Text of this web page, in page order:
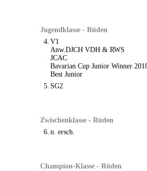
Jugendklasse - Rüden
4. V1
Anw.DJCH VDH & RWS
JCAC
Bavarian Cup Junior Winner
Best Junior
5. SG2
Zwischenklasse - Rüden
6. n. ersch.
Champion-Klasse - Rüden